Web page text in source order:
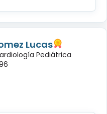
Lucas
Pediátrica